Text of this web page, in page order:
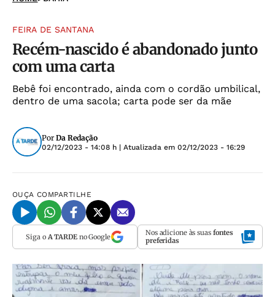
FEIRA DE SANTANA
Recém-nascido é abandonado junto
com uma carta
Bebê foi encontrado, ainda com o cordão umbilical,
dentro de uma sacola; carta pode ser da mãe
Por Da Redação
02/12/2023 - 14:08 h | Atualizada em 02/12/2023 - 16:29
OUÇA COMPARTILHE
Siga o A TARDEno Google Nos adicione às suas fontes
preferidas